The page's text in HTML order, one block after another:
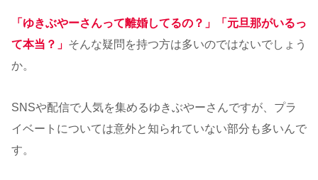
「ゆきぶやーさんって離婚してるの？」「元旦那がいるっ
て本当？」 そんな疑問を持つ方は多いのではないでしょう
か。
SNSや配信で人気を集めるゆきぶやーさんですが、プラ
イベートについては意外と知られていない部分も多いんで
す。